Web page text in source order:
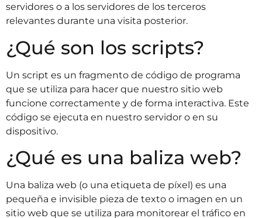
servidores o a los servidores de los terceros
relevantes durante una visita posterior.
¿Qué son los scripts?
Un script es un fragmento de código de programa
que se utiliza para hacer que nuestro sitio web
funcione correctamente y de forma interactiva. Este
código se ejecuta en nuestro servidor o en su
dispositivo.
¿Qué es una baliza web?
Una baliza web (o una etiqueta de píxel) es una
pequeña e invisible pieza de texto o imagen en un
sitio web que se utiliza para monitorear el tráfico en